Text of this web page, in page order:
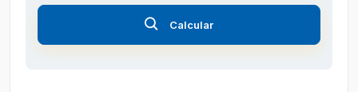
Calcular